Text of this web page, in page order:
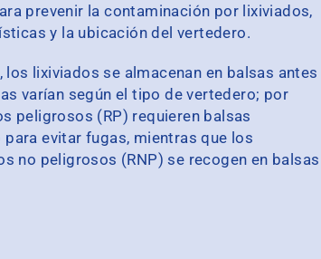
prevenir la contaminación por lixiviados,
y la ubicación del vertedero.
lixiviados se almacenan en balsas antes
varían según el tipo de vertedero; por
peligrosos (RP) requieren balsas
evitar fugas, mientras que los
no peligrosos (RNP) se recogen en balsas